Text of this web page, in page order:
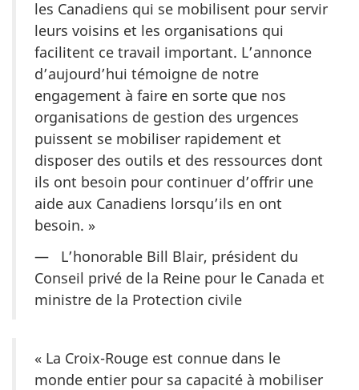
les Canadiens qui se mobilisent pour servir
leurs voisins et les organisations qui
facilitent ce travail important. L’annonce
d’aujourd’hui témoigne de notre
engagement à faire en sorte que nos
organisations de gestion des urgences
puissent se mobiliser rapidement et
disposer des outils et des ressources dont
ils ont besoin pour continuer d’offrir une
aide aux Canadiens lorsqu’ils en ont
besoin. »
— L’honorable Bill Blair, président du
Conseil privé de la Reine pour le Canada et
ministre de la Protection civile
« La Croix-Rouge est connue dans le
monde entier pour sa capacité à mobiliser